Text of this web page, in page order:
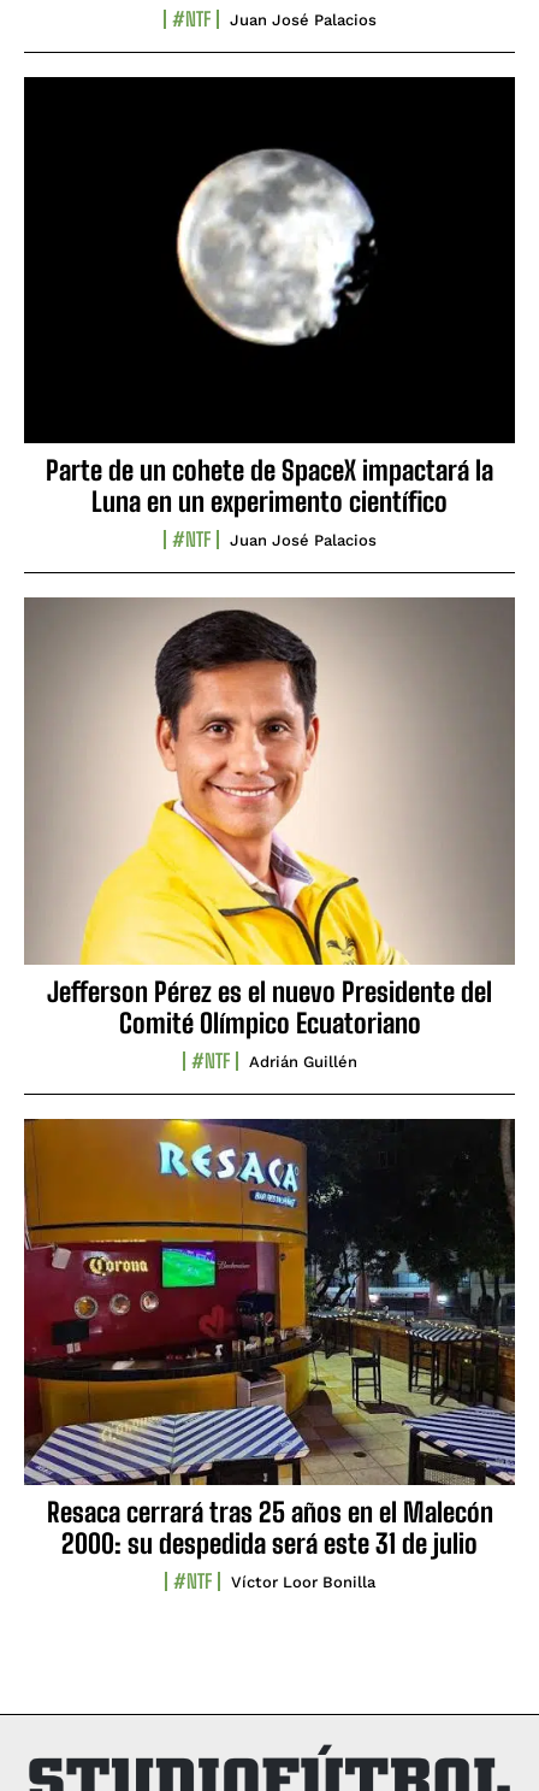
#NTF Juan José Palacios
Parte de un cohete de SpaceX impactará la
Luna en un experimento científico
#NTF Juan José Palacios
Jefferson Pérez es el nuevo Presidente del
Comité Olímpico Ecuatoriano
#NTF Adrián Guillén
Resaca cerrará tras 25 años en el Malecón
2000: su despedida será este 31 de julio
#NTF Víctor Loor Bonilla